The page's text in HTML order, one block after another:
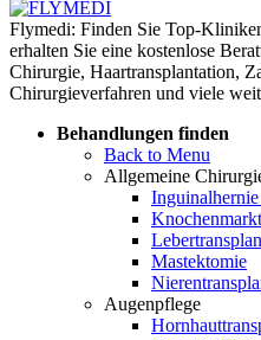
Flymedi: Finden Sie Top-
erhalten Sie eine kostenlose
Chirurgie, Haartransplantation,
Chirurgieverfahren und viele
Behandlungen finden
Back to Menu
Allgemeine
Mastektomie
Augenpflege